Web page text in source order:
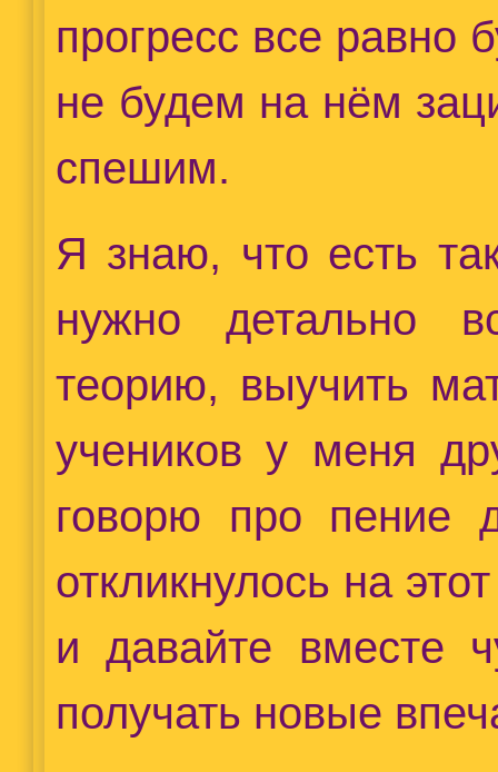
прогресс все равно
не будем на нём
спешим.
Я знаю, что есть
нужно детально
теорию, выучить
учеников у меня
говорю про пение
откликнулось на
и давайте вместе
получать новые